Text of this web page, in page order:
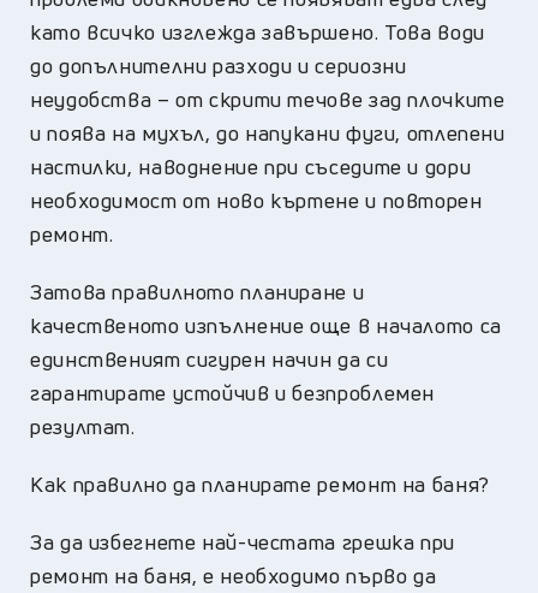
като всичко изглежда завършено. Това води
до допълнителни разходи и сериозни
неудобства – от скрити течове зад плочките
и поява на мухъл, до напукани фуги, отлепени
настилки, наводнение при съседите и дори
необходимост от ново къртене и повторен
ремонт.
Затова правилното планиране и
качественото изпълнение още в началото са
единственият сигурен начин да си
гарантирате устойчив и безпроблемен
резултат.
Как правилно да планирате ремонт на баня?
За да избегнете най-честата грешка при
ремонт на баня, е необходимо първо да